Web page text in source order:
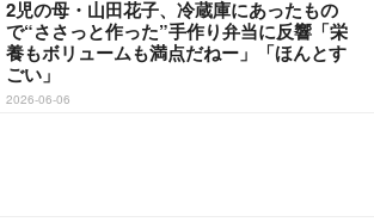
2児の母・山田花子、冷蔵庫にあったもの
で“ささっと作った”手作り弁当に反響「栄
養もボリュームも満点だねー」「ほんとす
ごい」
2026-06-06